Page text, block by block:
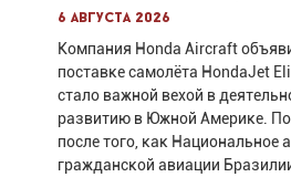
6 августа 2026
Компания Honda Aircraft
поставке самолёта HondaJet
стало важной вехой в
развитию в Южной Америке.
после того, как Национальное
гражданской авиации